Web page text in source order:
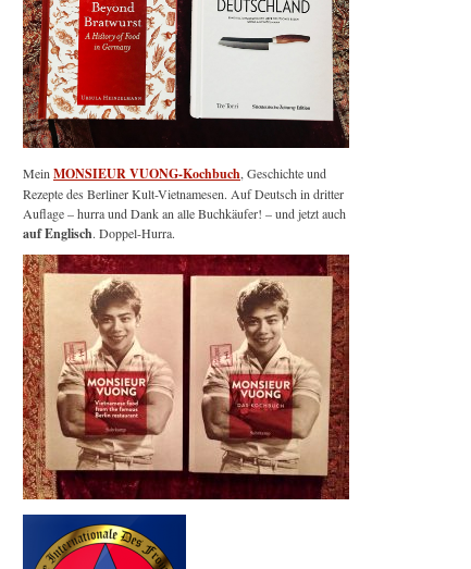
Mein MONSIEUR VUONG-Kochbuch , Geschichte und
Rezepte des Berliner Kult-Vietnamesen. Auf Deutsch in dritter
Auflage – hurra und Dank an alle Buchkäufer! – und jetzt auch
auf Englisch. Doppel-Hurra.